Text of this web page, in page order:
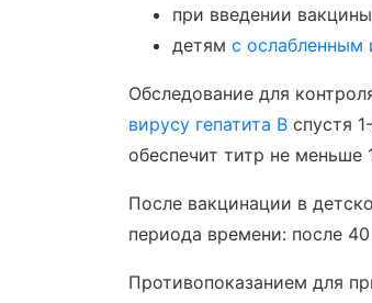
при введении
детям с ослабленным
Обследование для
вирусу гепатита В спустя
обеспечит титр не меньше
После вакцинации в
периода времени: после
Противопоказанием для